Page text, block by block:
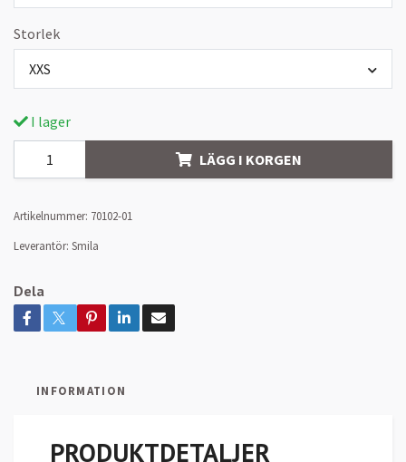
Storlek
XXS
I lager
LÄGG I KORGEN
Artikelnummer: 70102-01
Leverantör: Smila
Dela
INFORMATION
PRODUKTDETALJER